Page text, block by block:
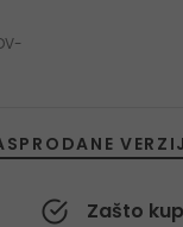
Zašto